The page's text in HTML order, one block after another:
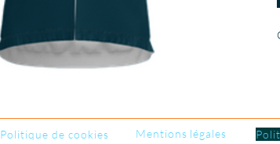
Politique de cookies Mentions légales